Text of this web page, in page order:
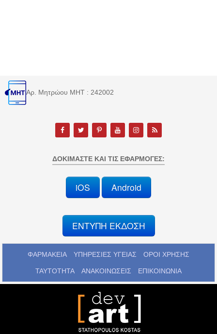
Αρ. Μητρώου MHT : 242002
ΔΟΚΙΜΆΣΤΕ ΚΑΙ ΤΙΣ ΕΦΑΡΜΟΓΈΣ:
iOS Android
ΕΝΤΥΠΗ ΕΚΔΟΣΗ
ΦΑΡΜΑΚΕΙΑ ΥΠΗΡΕΣΙΕΣ ΥΓΕΙΑΣ ΟΡΟΙ ΧΡΗΣΗΣ
ΤΑΥΤΟΤΗΤΑ ΑΝΑΚΟΙΝΩΣΕΙΣ ΕΠΙΚΟΙΝΩΝΙΑ